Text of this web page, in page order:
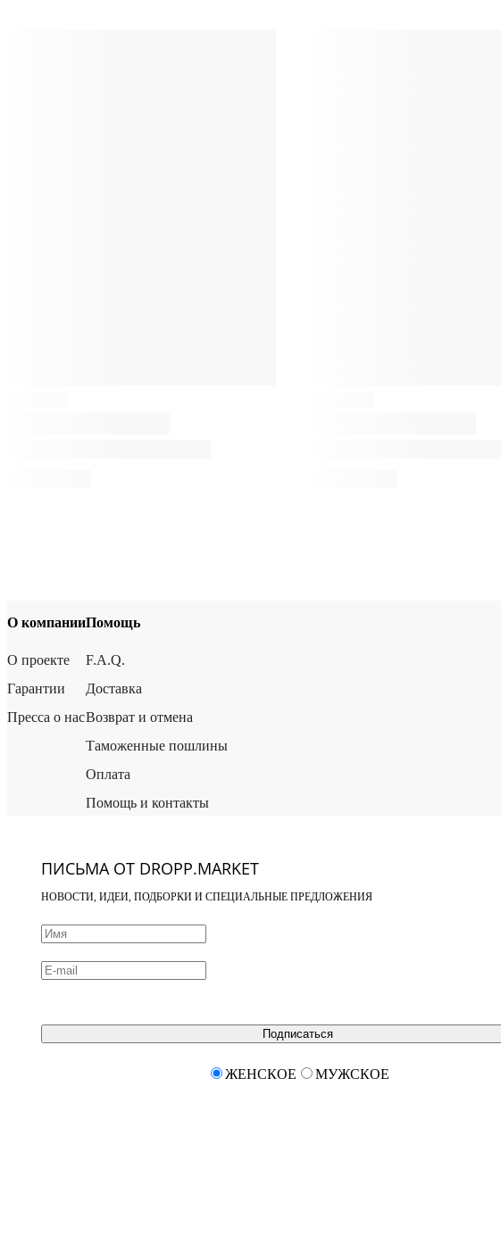
О компании
О проекте
Гарантии
Пресса о нас
Помощь
F.A.Q.
Доставка
Возврат и отмена
Таможенные пошлины
Оплата
Помощь и контакты
ПИСЬМА ОТ DROPP.MARKET
НОВОСТИ, ИДЕИ, ПОДБОРКИ И СПЕЦИАЛЬНЫЕ ПРЕДЛОЖЕНИЯ
Подписаться
ЖЕНСКОЕ МУЖСКОЕ